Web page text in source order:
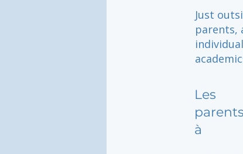
Just
parents,
Les
parents
à